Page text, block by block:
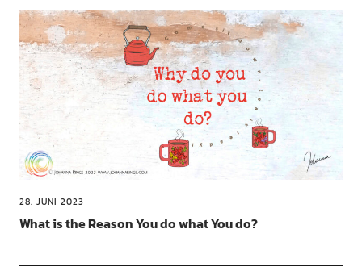
28. JUNI 2023
What is the Reason You do what You do?